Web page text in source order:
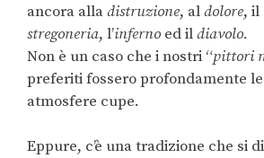
ancora alladistruzione, aldolore, il
stregoneria, l’inferno ed ildiavolo.
Non è un caso che i nostri “pittori
preferiti fossero profondamente
atmosfere cupe.
Eppure, c’è una tradizione che si